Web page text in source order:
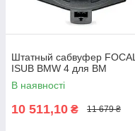
Штатный сабвуфер FOCAL
ISUB BMW 4 для BM
В наявності
10 511,10 ₴ 11 679 ₴